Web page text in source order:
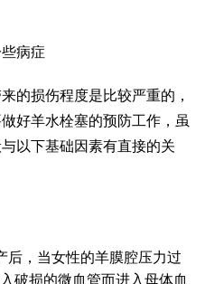
病症
的损伤程度是比较严重的，
好羊水栓塞的预防工作，虽
以下基础因素有直接的关
后，当女性的羊膜腔压力过
破损的微血管而进入母体血